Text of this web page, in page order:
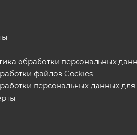
обработки персональных
файлов Cookies
персональных данных